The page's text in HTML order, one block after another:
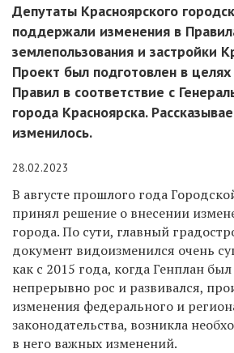
Депутаты Красноярского
поддержали изменения в
землепользования и застройки
Проект был подготовлен в
Правил в соответствие с
города Красноярска.
изменилось.
28.02.2023
В августе прошлого года
принял решение о внесении
города. По сути, главный
документ видоизменился очень
как с 2015 года, когда Генплан
непрерывно рос и развивался,
изменения федерального и
законодательства, возникла
в него важных изменений.